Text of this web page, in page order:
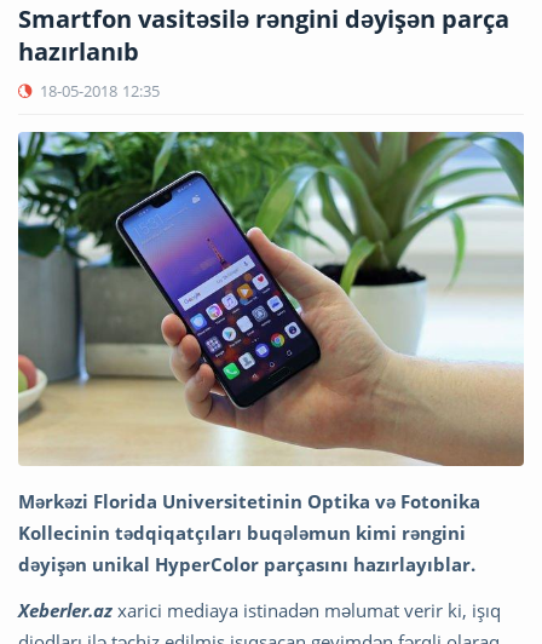
Smartfon vasitəsilə rəngini dəyişən parça
hazırlanıb
18-05-2018 12:35
Mərkəzi Florida Universitetinin Optika və Fotonika
Kollecinin tədqiqatçıları buqələmun kimi rəngini
dəyişən unikal HyperColor parçasını hazırlayıblar.
Xeberler.az xarici mediaya istinadən məlumat verir ki, işıq